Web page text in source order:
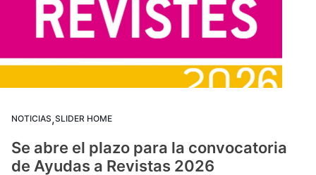
NOTICIAS,SLIDER HOME
Se abre el plazo para la convocatoria
de Ayudas a Revistas 2026